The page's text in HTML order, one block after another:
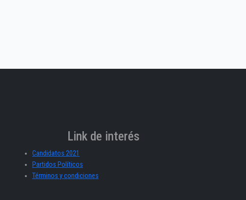
Link de interés
Candidatos 2021
Partidos Políticos
Términos y condiciones